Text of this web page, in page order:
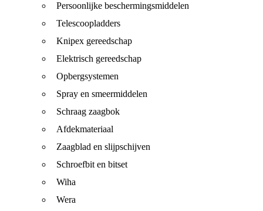
Persoonlijke beschermingsmiddelen
Telescoopladders
Knipex gereedschap
Elektrisch gereedschap
Opbergsystemen
Spray en smeermiddelen
Schraag zaagbok
Afdekmateriaal
Zaagblad en slijpschijven
Schroefbit en bitset
Wiha
Wera